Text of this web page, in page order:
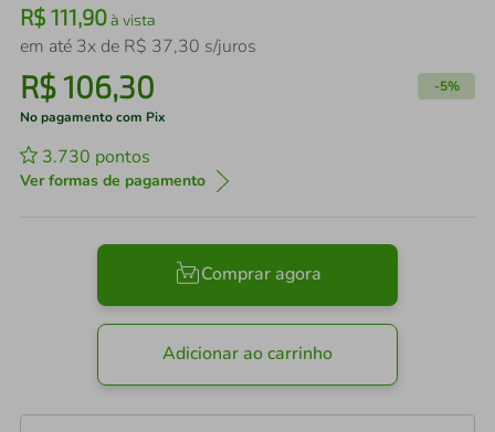
R$ 111,90à vista
em até 3x de R$ 37,30 s/juros
R$106,30 -5%
No pagamento com Pix
3.730 pontos
Ver formas de pagamento
Comprar agora
Adicionar ao carrinho